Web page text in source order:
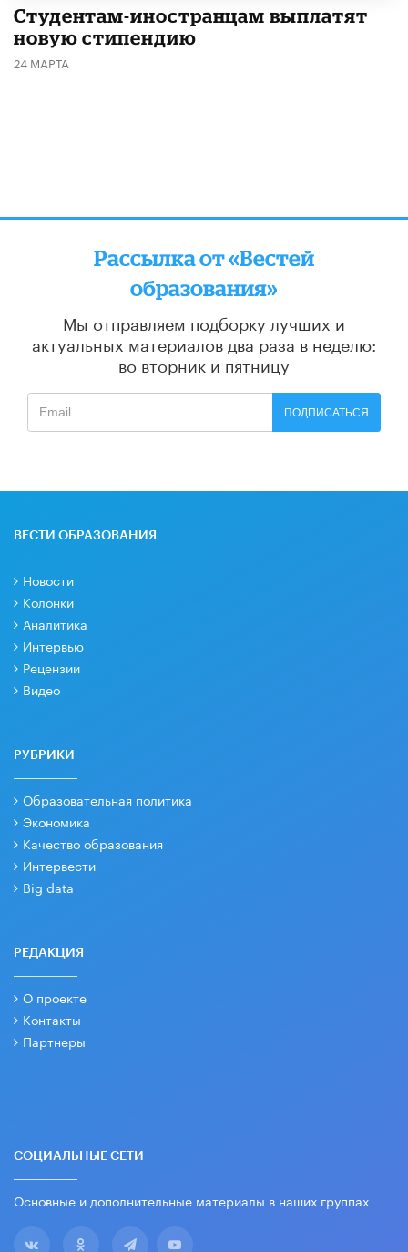
Студентам-иностранцам выплатят
новую стипендию
24 МАРТА
Рассылка от «Вестей
образования»
Мы отправляем подборку лучших и
актуальных материалов два раза в неделю:
во вторник и пятницу
ПОДПИСАТЬСЯ
ВЕСТИ ОБРАЗОВАНИЯ
Новости
Колонки
Аналитика
Интервью
Рецензии
Видео
РУБРИКИ
Образовательная политика
Экономика
Качество образования
Интервести
Big data
РЕДАКЦИЯ
О проекте
Контакты
Партнеры
СОЦИАЛЬНЫЕ СЕТИ
Основные и дополнительные материалы в наших группах